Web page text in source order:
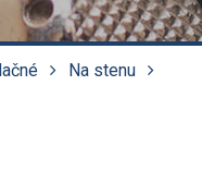
Na stenu